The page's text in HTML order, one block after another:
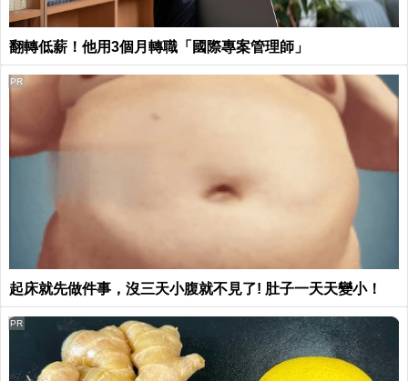
翻轉低薪！他用3個月轉職「國際專案管理師」
起床就先做件事，沒三天小腹就不見了! 肚子一天天變小！
PR
PR